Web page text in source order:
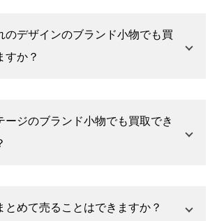
のデザインのブランド小物でも買
すか？
ージのブランド小物でも買取でき
とめて売ることはできますか？